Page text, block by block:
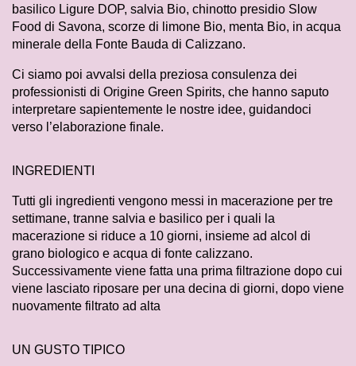
basilico Ligure DOP, salvia Bio, chinotto presidio Slow
Food di Savona, scorze di limone Bio, menta Bio, in acqua
minerale della Fonte Bauda di Calizzano.
Ci siamo poi avvalsi della preziosa consulenza dei
professionisti di Origine Green Spirits, che hanno saputo
interpretare sapientemente le nostre idee, guidandoci
verso l’elaborazione finale.
INGREDIENTI
Tutti gli ingredienti vengono messi in macerazione per tre
settimane, tranne salvia e basilico per i quali la
macerazione si riduce a 10 giorni, insieme ad alcol di
grano biologico e acqua di fonte calizzano.
Successivamente viene fatta una prima filtrazione dopo cui
viene lasciato riposare per una decina di giorni, dopo viene
nuovamente filtrato ad alta
UN GUSTO TIPICO